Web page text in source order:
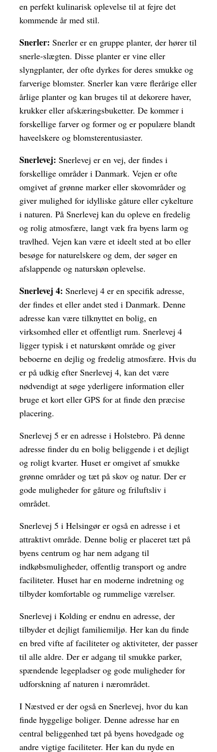
en perfekt kulinarisk oplevelse til at fejre det
kommende år med stil.
Snerler: Snerler er en gruppe planter, der hører til
snerle-slægten. Disse planter er vine eller
slyngplanter, der ofte dyrkes for deres smukke og
farverige blomster. Snerler kan være flerårige eller
årlige planter og kan bruges til at dekorere haver,
krukker eller afskæringsbuketter. De kommer i
forskellige farver og former og er populære blandt
haveelskere og blomsterentusiaster.
Snerlevej: Snerlevej er en vej, der findes i
forskellige områder i Danmark. Vejen er ofte
omgivet af grønne marker eller skovområder og
giver mulighed for idylliske gåture eller cykelture
i naturen. På Snerlevej kan du opleve en fredelig
og rolig atmosfære, langt væk fra byens larm og
travlhed. Vejen kan være et ideelt sted at bo eller
besøge for naturelskere og dem, der søger en
afslappende og naturskøn oplevelse.
Snerlevej 4: Snerlevej 4 er en specifik adresse,
der findes et eller andet sted i Danmark. Denne
adresse kan være tilknyttet en bolig, en
virksomhed eller et offentligt rum. Snerlevej 4
ligger typisk i et naturskønt område og giver
beboerne en dejlig og fredelig atmosfære. Hvis du
er på udkig efter Snerlevej 4, kan det være
nødvendigt at søge yderligere information eller
bruge et kort eller GPS for at finde den præcise
placering.
Snerlevej 5 er en adresse i Holstebro. På denne
adresse finder du en bolig beliggende i et dejligt
og roligt kvarter. Huset er omgivet af smukke
grønne områder og tæt på skov og natur. Der er
gode muligheder for gåture og friluftsliv i
området.
Snerlevej 5 i Helsingør er også en adresse i et
attraktivt område. Denne bolig er placeret tæt på
byens centrum og har nem adgang til
indkøbsmuligheder, offentlig transport og andre
faciliteter. Huset har en moderne indretning og
tilbyder komfortable og rummelige værelser.
Snerlevej i Kolding er endnu en adresse, der
tilbyder et dejligt familiemiljø. Her kan du finde
en bred vifte af faciliteter og aktiviteter, der passer
til alle aldre. Der er adgang til smukke parker,
spændende legepladser og gode muligheder for
udforskning af naturen i nærområdet.
I Næstved er der også en Snerlevej, hvor du kan
finde hyggelige boliger. Denne adresse har en
central beliggenhed tæt på byens hovedgade og
andre vigtige faciliteter. Her kan du nyde en